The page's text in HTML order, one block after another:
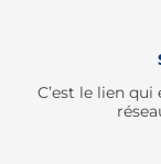
C’est le lien